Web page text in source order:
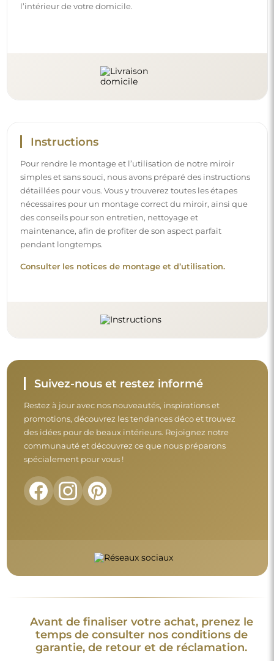
l’intérieur de votre domicile.
Instructions
Pour rendre le montage et l’utilisation de notre miroir
simples et sans souci, nous avons préparé des instructions
détaillées pour vous. Vous y trouverez toutes les étapes
nécessaires pour un montage correct du miroir, ainsi que
des conseils pour son entretien, nettoyage et
maintenance, afin de profiter de son aspect parfait
pendant longtemps.
Consulter les notices de montage et d’utilisation.
Suivez-nous et restez informé
Restez à jour avec nos nouveautés, inspirations et
promotions, découvrez les tendances déco et trouvez
des idées pour de beaux intérieurs. Rejoignez notre
communauté et découvrez ce que nous préparons
spécialement pour vous !
Avant de finaliser votre achat, prenez le
temps de consulter nos conditions de
garantie, de retour et de réclamation.